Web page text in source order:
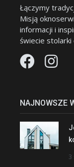
Łączymy
Misją
informacji i
świecie
NAJNOWSZE
3